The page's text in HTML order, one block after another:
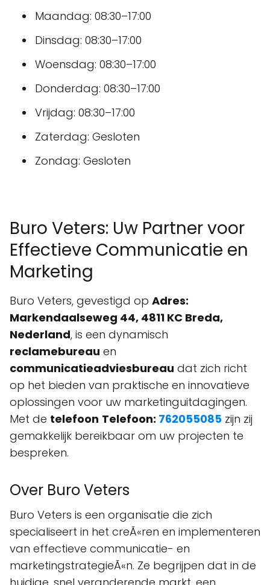
Maandag: 08:30–17:00
Dinsdag: 08:30–17:00
Woensdag: 08:30–17:00
Donderdag: 08:30–17:00
Vrijdag: 08:30–17:00
Zaterdag: Gesloten
Zondag: Gesloten
Buro Veters: Uw Partner voor
Effectieve Communicatie en
Marketing
Buro Veters, gevestigd op Adres:
Markendaalseweg 44, 4811 KC Breda,
Nederland, is een dynamisch
reclamebureau en
communicatieadviesbureau dat zich richt
op het bieden van praktische en innovatieve
oplossingen voor uw marketinguitdagingen.
Met de telefoon Telefoon: 762055085 zijn zij
gemakkelijk bereikbaar om uw projecten te
bespreken.
Over Buro Veters
Buro Veters is een organisatie die zich
specialiseert in het creÃ«ren en implementeren
van effectieve communicatie- en
marketingstrategieÃ«n. Ze begrijpen dat in de